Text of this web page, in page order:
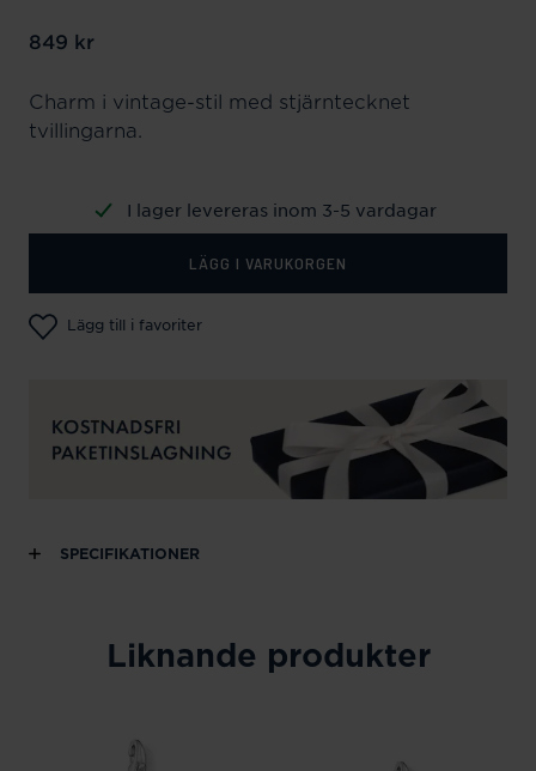
Pris:849 kr
849 kr
Charm i vintage-stil med stjärntecknet
tvillingarna.
I lager levereras inom 3-5 vardagar
LÄGG I VARUKORGEN
Lägg till i favoriter
SPECIFIKATIONER
Liknande produkter